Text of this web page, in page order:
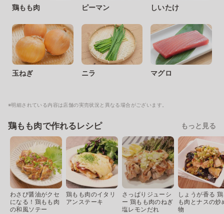
鶏もも肉 ピーマン しいたけ
玉ねぎ ニラ マグロ
※明細されている内容は店舗の実売状況と異なる場合がございます。
鶏もも肉で作れるレシピ もっと見る
わさび醤油がクセ
になる！鶏もも肉
の和風ソテー
鶏もも肉のイタリ
アンステーキ
さっぱりジューシ
ー 鶏もも肉のねぎ
塩レモンだれ
しょうが香る
も肉とナスの炒
物